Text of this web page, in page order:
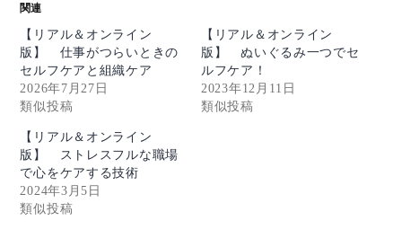
関連
【リアル＆オンライン
版】 仕事がつらいときの
セルフケアと組織ケア
2026年7月27日
類似投稿
【リアル＆オンライン
版】 ぬいぐるみ一つでセ
ルフケア！
2023年12月11日
類似投稿
【リアル＆オンライン
版】 ストレスフルな職場
で心をケアする技術
2024年3月5日
類似投稿